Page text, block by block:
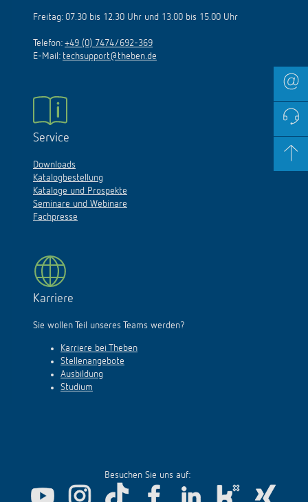
Freitag: 07.30 bis 12.30 Uhr und 13.00 bis 15.00 Uhr
Telefon: +49 (0) 7474/692-369
E-Mail: techsupport@theben.de
Service
Downloads
Katalogbestellung
Kataloge und Prospekte
Seminare und Webinare
Fachpresse
Karriere
Sie wollen Teil unseres Teams werden?
Karriere bei Theben
Stellenangebote
Ausbildung
Studium
Besuchen Sie uns auf: